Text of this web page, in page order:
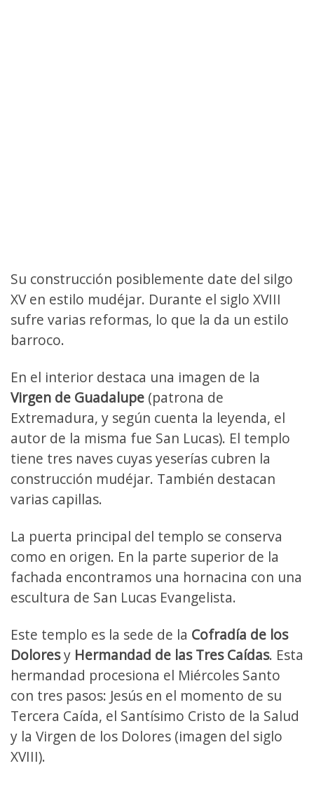
Su construcción posiblemente date del silgo
XV en estilo mudéjar. Durante el siglo XVIII
sufre varias reformas, lo que la da un estilo
barroco.
En el interior destaca una imagen de la
Virgen de Guadalupe (patrona de
Extremadura, y según cuenta la leyenda, el
autor de la misma fue San Lucas). El templo
tiene tres naves cuyas yeserías cubren la
construcción mudéjar. También destacan
varias capillas.
La puerta principal del templo se conserva
como en origen. En la parte superior de la
fachada encontramos una hornacina con una
escultura de San Lucas Evangelista.
Este templo es la sede de la Cofradía de los
Doloresy Hermandad de las Tres Caídas. Esta
hermandad procesiona el Miércoles Santo
con tres pasos: Jesús en el momento de su
Tercera Caída, el Santísimo Cristo de la Salud
y la Virgen de los Dolores (imagen del siglo
XVIII).